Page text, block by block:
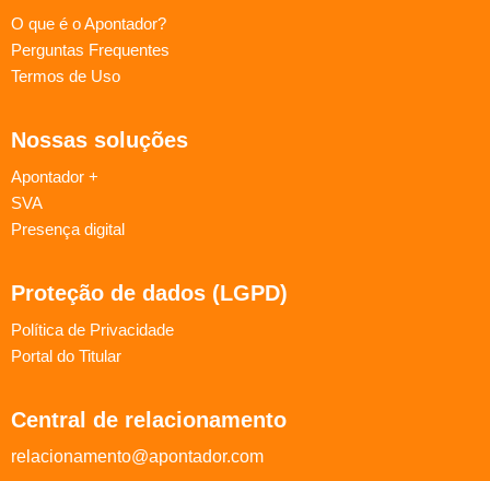
O que é o Apontador?
Perguntas Frequentes
Termos de Uso
Nossas soluções
Apontador +
SVA
Presença digital
Proteção de dados (LGPD)
Política de Privacidade
Portal do Titular
Central de relacionamento
relacionamento@apontador.com